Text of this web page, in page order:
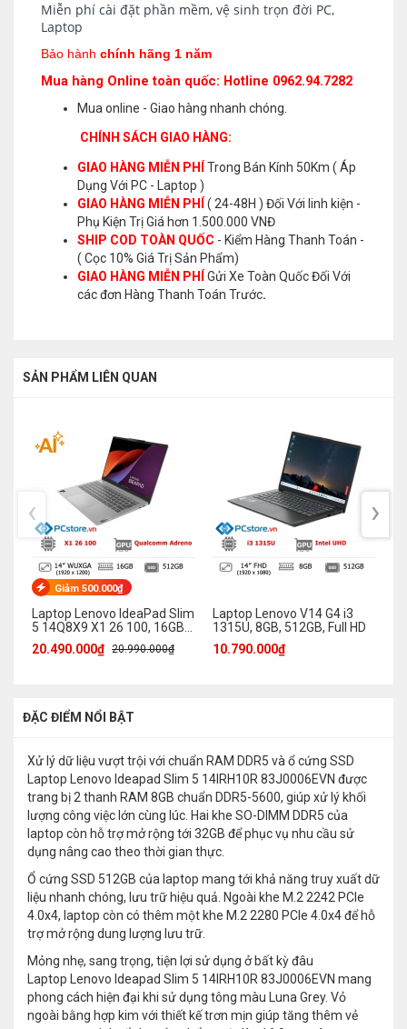
Miễn phí cài đặt phần mềm, vệ sinh trọn đời PC,
Laptop
Bảo hành chính hãng 1 năm
Mua hàng Online toàn quốc: Hotline 0962.94.7282
Mua online - Giao hàng nhanh chóng.
CHÍNH SÁCH GIAO HÀNG:
GIAO HÀNG MIỄN PHÍ
Trong Bán Kính 50Km ( Áp
Dụng Với PC - Laptop )
GIAO HÀNG MIỄN PHÍ
( 24-48H ) Đối Với linh kiện -
Phụ Kiện Trị Giá hơn 1.500.000 VNĐ
SHIP COD TOÀN QUỐC - Kiểm Hàng Thanh Toán -
( Cọc 10% Giá Trị Sản Phẩm)
GIAO HÀNG MIỄN PHÍ
Gửi Xe Toàn Quốc Đối Với
các đơn Hàng Thanh Toán Trước.
SẢN PHẨM LIÊN QUAN
Giảm 500.000₫
Laptop Lenovo IdeaPad Slim
5 14Q8X9 X1 26 100, 16GB,
512GB, WUXGA OLED
20.490.000₫ 20.990.000₫
Laptop Lenovo V14 G4 i3
1315U, 8GB, 512GB, Full HD
10.790.000₫
‹ ›
ĐẶC ĐIỂM NỔI BẬT
Xử lý dữ liệu vượt trội với chuẩn RAM DDR5 và ổ cứng SSD
Laptop Lenovo Ideapad Slim 5 14IRH10R 83J0006EVN được
trang bị 2 thanh RAM 8GB chuẩn DDR5-5600, giúp xử lý khối
lượng công việc lớn cùng lúc. Hai khe SO-DIMM DDR5 của
laptop còn hỗ trợ mở rộng tới 32GB để phục vụ nhu cầu sử
dụng nâng cao theo thời gian thực.
Ổ cứng SSD 512GB của laptop mang tới khả năng truy xuất dữ
liệu nhanh chóng, lưu trữ hiệu quả. Ngoài khe M.2 2242 PCIe
4.0x4, laptop còn có thêm một khe M.2 2280 PCIe 4.0x4 để hỗ
trợ mở rộng dung lượng lưu trữ.
Mỏng nhẹ, sang trọng, tiện lợi sử dụng ở bất kỳ đâu
Laptop Lenovo Ideapad Slim 5 14IRH10R 83J0006EVN mang
phong cách hiện đại khi sử dụng tông màu Luna Grey. Vỏ
ngoài bằng hợp kim với thiết kế trơn mịn giúp tăng thêm vẻ